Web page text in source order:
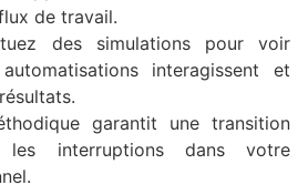
de travail.
des simulations pour voir
interagissent et
garantit une transition
les interruptions dans votre